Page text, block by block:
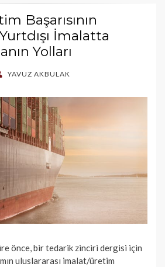
Başarısının
İmalatta
Yolları
YAVUZ AKBULAK
önce, bir tedarik zinciri dergisi için
uluslararası imalat/üretim